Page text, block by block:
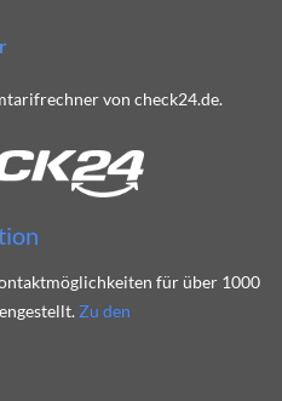
von check24.de.
für über 1000
Zu den